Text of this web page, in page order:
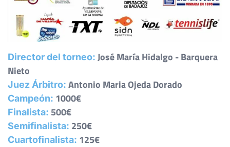
Director del torneo: José María Hidalgo - Barquera
Nieto
Juez Árbitro: Antonio Maria Ojeda Dorado
Campeón: 1000€
Finalista: 500€
Semifinalista: 250€
Cuartofinalista: 125€